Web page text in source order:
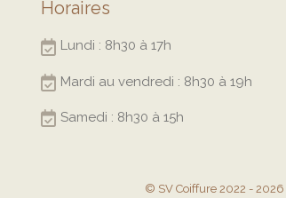
Horaires
Lundi : 8h30 à 17h
Mardi au vendredi : 8h30 à 19h
Samedi : 8h30 à 15h
© SV Coiffure 2022 - 2026